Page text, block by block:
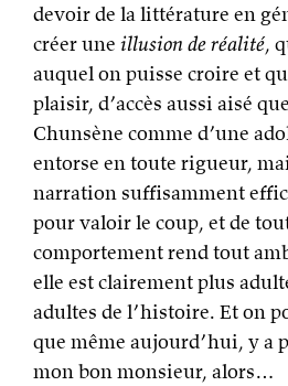
devoir de la littérature en
créer une illusion de réalité,
auquel on puisse croire et
plaisir, d’accès aussi aisé
Chunsène comme d’une
entorse en toute rigueur,
narration suffisamment
pour valoir le coup, et de
comportement rend tout
elle est clairement plus
adultes de l’histoire. Et on
que même aujourd’hui, y a
mon bon monsieur, alors…